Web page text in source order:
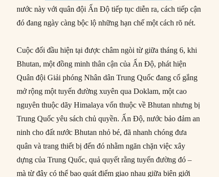
nước này với quân đội Ấn Độ tiếp tục diễn ra, cách tiếp cận
đó đang ngày càng bộc lộ những hạn chế một cách rõ nét.
Cuộc đối đầu hiện tại được châm ngòi từ giữa tháng 6, khi
Bhutan, một đồng minh thân cận của Ấn Độ, phát hiện
Quân đội Giải phóng Nhân dân Trung Quốc đang cố gắng
mở rộng một tuyến đường xuyên qua Doklam, một cao
nguyên thuộc dãy Himalaya vốn thuộc về Bhutan nhưng bị
Trung Quốc yêu sách chủ quyền. Ấn Độ, nước bảo đảm an
ninh cho đất nước Bhutan nhỏ bé, đã nhanh chóng đưa
quân và trang thiết bị đến đó nhằm ngăn chặn việc xây
dựng của Trung Quốc, quả quyết rằng tuyến đường đó –
mà từ đây có thể bao quát điểm giao nhau giữa biên giới